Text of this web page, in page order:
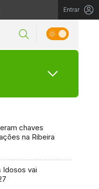
Entrar
chaves
na Ribeira
Idosos vai